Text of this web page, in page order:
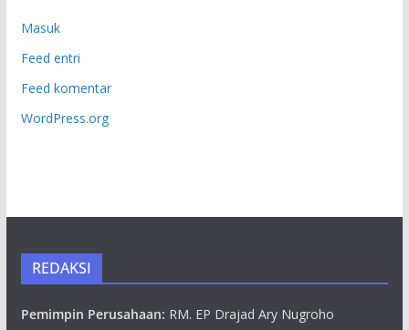
Masuk
Feed entri
Feed komentar
WordPress.org
REDAKSI
Pemimpin Perusahaan: RM. EP Drajad Ary Nugroho